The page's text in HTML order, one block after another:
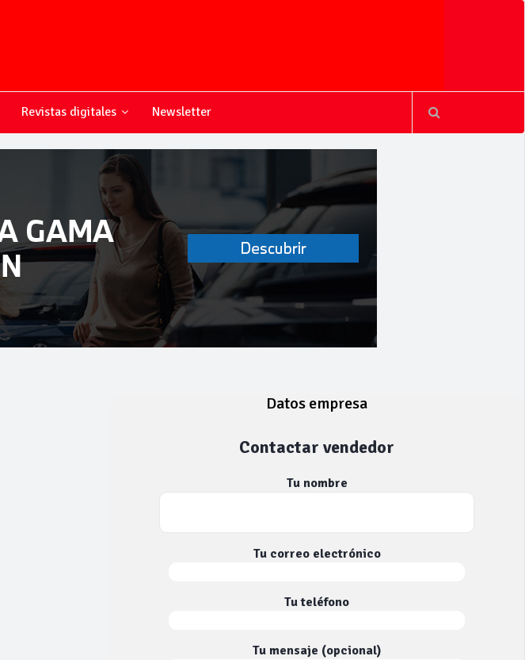
Revistas digitales Newsletter
Datos empresa
Contactar vendedor
Tu nombre
Tu correo electrónico
Tu teléfono
Tu mensaje (opcional)